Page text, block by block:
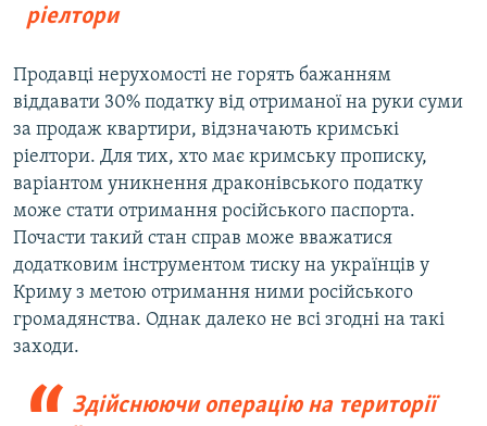
ріелтори
Продавці нерухомості не горять бажанням
віддавати 30% податку від отриманої на руки суми
за продаж квартири, відзначають кримські
ріелтори. Для тих, хто має кримську прописку,
варіантом уникнення драконівського податку
може стати отримання російського паспорта.
Почасти такий стан справ може вважатися
додатковим інструментом тиску на українців у
Криму з метою отримання ними російського
громадянства. Однак далеко не всі згодні на такі
заходи.
Здійснюючи операцію на території